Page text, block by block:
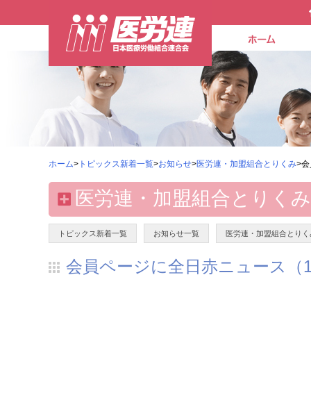
ホーム> トピックス新着一覧>お知らせ>医労連・加盟組合とりくみ>
医労連・加盟組合とりくみ
トピックス新着一覧 お知らせ一覧 医労連・加盟組合とり
会員ページに全日赤ニュース